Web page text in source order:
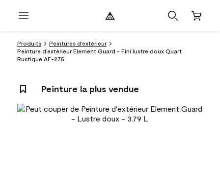
Produits
Peintures d’extérieur
Peinture d’extérieur Element Guard - Fini lustre doux Quart
Rustique AF-275
Peinture la plus vendue